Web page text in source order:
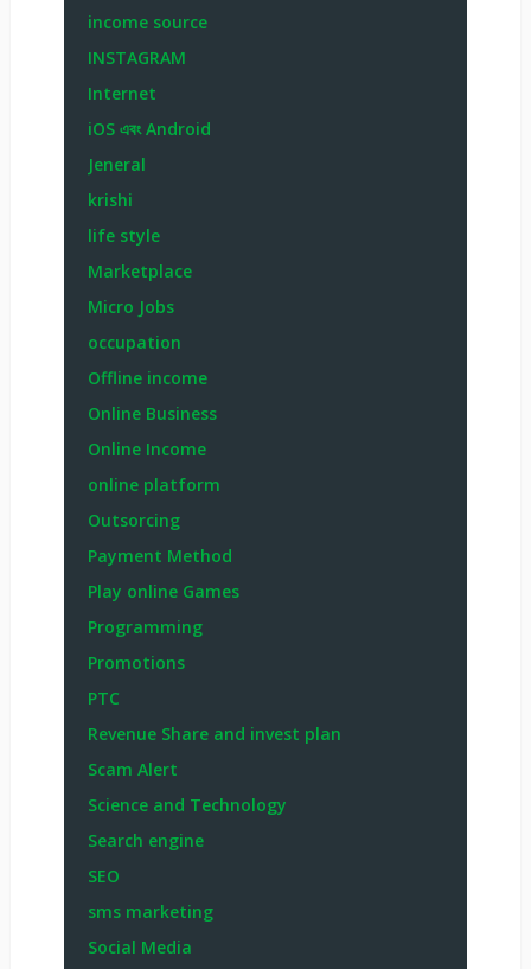
income source
INSTAGRAM
Internet
iOS এবং Android
Jeneral
krishi
life style
Marketplace
Micro Jobs
occupation
Offline income
Online Business
Online Income
online platform
Outsorcing
Payment Method
Play online Games
Programming
Promotions
PTC
Revenue Share and invest plan
Scam Alert
Science and Technology
Search engine
SEO
sms marketing
Social Media